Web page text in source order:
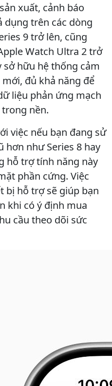
xuất, cảnh báo
dụng trên các dòng
9 trở lên, cũng
Watch Ultra 2 trở
hữu hệ thống cảm
đủ khả năng để
liệu phản ứng mạch
nền.
việc nếu bạn đang sử
hơn như Series 8 hay
hỗ trợ tính năng này
phần cứng. Việc
bị hỗ trợ sẽ giúp bạn
khi có ý định mua
cầu theo dõi sức